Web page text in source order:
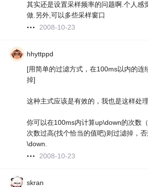
其实还是设置采样频率的问题啊.个人感
做.另外,可以多些采样窗口
2008-10-23
hhyttppd
[用简单的过滤方式，在100ms以内的连
掉]
这种主式应该是有效的，我也是这样处理
你可以在100ms内计算up\down的次数
次数过高(找个恰当的值吧)则过滤掉，
\down.
2008-10-23
skran